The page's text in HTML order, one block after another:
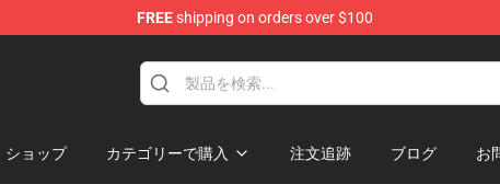
FREEshipping on orders over $100
ショップ カテゴリーで購入 注文追跡 ブログ お